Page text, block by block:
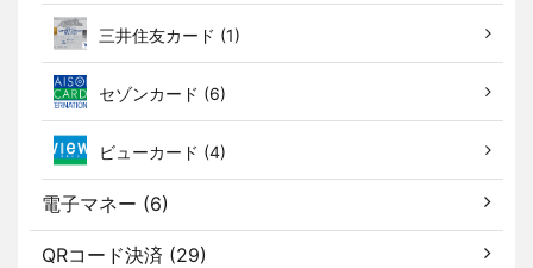
三井住友カード (1)
セゾンカード (6)
ビューカード (4)
電子マネー (6)
QRコード決済 (29)